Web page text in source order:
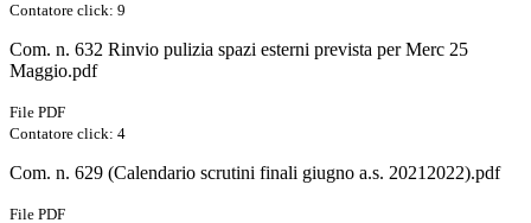
Contatore click: 9
Com. n. 632 Rinvio pulizia spazi esterni prevista per Merc 25
Maggio.pdf
File PDF
Contatore click: 4
Com. n. 629 (Calendario scrutini finali giugno a.s. 20212022).pdf
File PDF